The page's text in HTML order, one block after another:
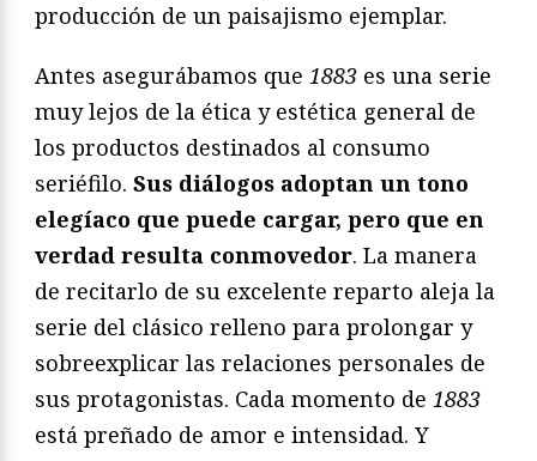
producción de un paisajismo ejemplar.
Antes asegurábamos que 1883 es una serie
muy lejos de la ética y estética general de
los productos destinados al consumo
seriéfilo. Sus diálogos adoptan un tono
elegíaco que puede cargar, pero que en
verdad resulta conmovedor. La manera
de recitarlo de su excelente reparto aleja la
serie del clásico relleno para prolongar y
sobreexplicar las relaciones personales de
sus protagonistas. Cada momento de 1883
está preñado de amor e intensidad. Y